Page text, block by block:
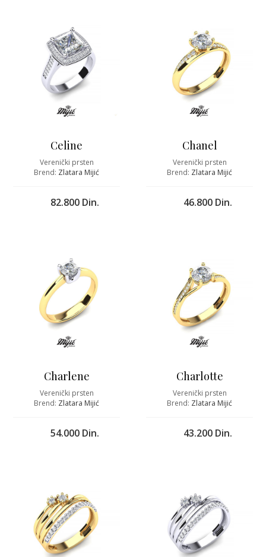
Celine
Verenički prsten
Brend: Zlatara Mijić
82.800 Din.
Chanel
Verenički prsten
Brend: Zlatara Mijić
46.800 Din.
Charlene
Verenički prsten
Brend: Zlatara Mijić
54.000 Din.
Charlotte
Verenički prsten
Brend: Zlatara Mijić
43.200 Din.